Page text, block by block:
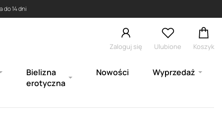
do 14 dni
Zaloguj się Ulubione Koszyk
Bielizna
erotyczna
Nowości Wyprzedaż